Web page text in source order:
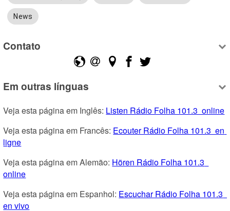
News
Contato
Em outras línguas
Veja esta página em Inglês: Listen Rádio Folha 101.3  online
Veja esta página em Francês: Ecouter Rádio Folha 101.3  en
ligne
Veja esta página em Alemão: Hören Rádio Folha 101.3
online
Veja esta página em Espanhol: Escuchar Rádio Folha 101.3
en vivo